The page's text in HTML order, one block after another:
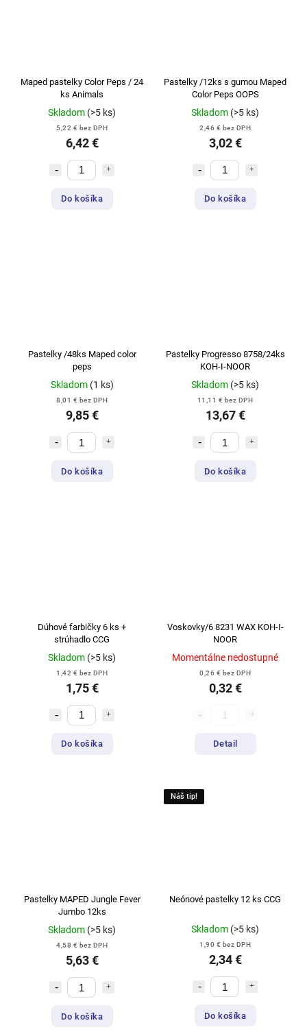
Maped pastelky Color Peps / 24
ks Animals
Skladom (>5 ks)
5,22 € bez DPH
6,42 €
Do košíka
Pastelky /12ks s gumou Maped
Color Peps OOPS
Skladom (>5 ks)
2,46 € bez DPH
3,02 €
Do košíka
Pastelky /48ks Maped color
peps
Skladom (1 ks)
8,01 € bez DPH
9,85 €
Do košíka
Pastelky Progresso 8758/24ks
KOH-I-NOOR
Skladom (>5 ks)
11,11 € bez DPH
13,67 €
Do košíka
Dúhové farbičky 6 ks +
strúhadlo CCG
Skladom (>5 ks)
1,42 € bez DPH
1,75 €
Do košíka
Voskovky/6 8231 WAX KOH-I-
NOOR
Momentálne nedostupné
0,26 € bez DPH
0,32 €
Detail
Pastelky MAPED Jungle Fever
Jumbo 12ks
Skladom (>5 ks)
4,58 € bez DPH
5,63 €
Do košíka
Náš tip!
Neónové pastelky 12 ks CCG
Skladom (>5 ks)
1,90 € bez DPH
2,34 €
Do košíka